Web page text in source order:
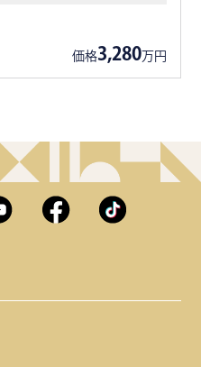
価格3,280万円